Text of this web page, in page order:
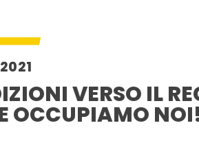
VERSO IL
OCCUPIAMO